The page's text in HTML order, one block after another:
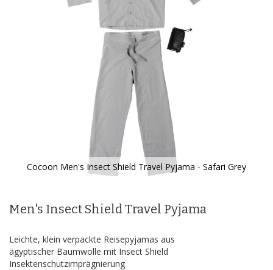
Cocoon Men's Insect Shield Travel Pyjama - Safari Grey
der
Men's Insect Shield Travel Pyjama
Leichte, klein verpackte Reisepyjamas aus
ägyptischer Baumwolle mit Insect Shield
Insektenschutzimprägnierung